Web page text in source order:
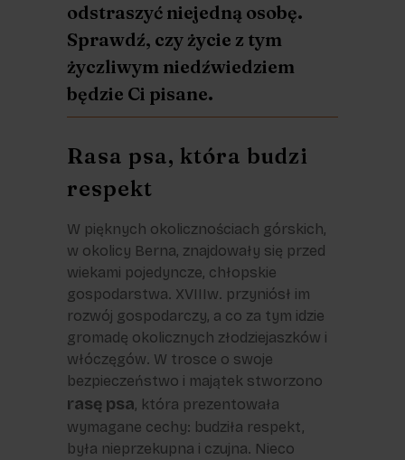
odstraszyć niejedną osobę.
Sprawdź, czy życie z tym
życzliwym niedźwiedziem
będzie Ci pisane.
Rasa psa, która budzi
respekt
W pięknych okolicznościach górskich,
w okolicy Berna, znajdowały się przed
wiekami pojedyncze, chłopskie
gospodarstwa. XVIIIw. przyniósł im
rozwój gospodarczy, a co za tym idzie
gromadę okolicznych złodziejaszków i
włóczęgów. W trosce o swoje
bezpieczeństwo i majątek stworzono
rasę psa, która prezentowała
wymagane cechy: budziła respekt,
była nieprzekupna i czujna. Nieco